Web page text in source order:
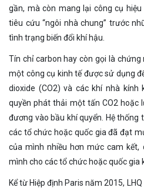
gần, mà còn mang lại công cụ
tiêu cứu “ngôi nhà chung” trước
tình trạng biến đổi khí hậu.
Tín chỉ carbon hay còn gọi là
một công cụ kinh tế được sử dụng
dioxide (CO2) và các khí nhà kính
quyền phát thải một tấn CO2 hoặc
đương vào bầu khí quyển. Hệ thống
các tổ chức hoặc quốc gia đã đạt
của mình nhiều hơn mức cam kết,
mình cho các tổ chức hoặc quốc gia
Kể từ Hiệp định Paris năm 2015,